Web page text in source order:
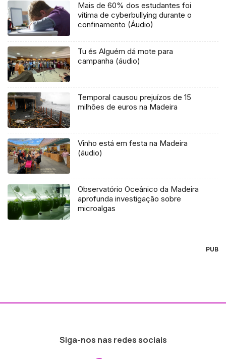
Mais de 60% dos estudantes foi
vítima de cyberbullying durante o
confinamento (Áudio)
Tu és Alguém dá mote para
campanha (áudio)
Temporal causou prejuízos de 15
milhões de euros na Madeira
Vinho está em festa na Madeira
(áudio)
Observatório Oceânico da Madeira
aprofunda investigação sobre
microalgas
PUB
Siga-nos nas redes sociais